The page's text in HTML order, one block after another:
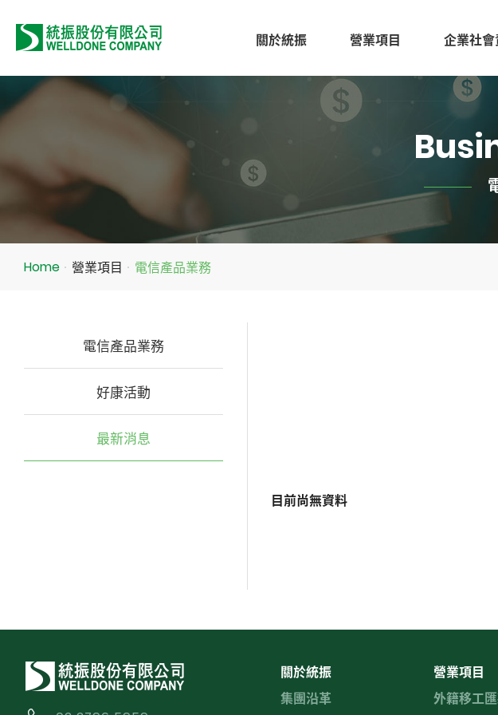
關於統振 營業項目 企業社
Home 營業項目 電信產品業務
電信產品業務
好康活動
最新消息
目前尚無資料
關於統振
集團沿革
營業項目
外籍移工